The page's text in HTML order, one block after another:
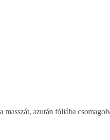
azután fóliába